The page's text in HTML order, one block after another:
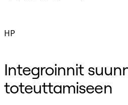
HP
Integroinnit
toteuttamiseen